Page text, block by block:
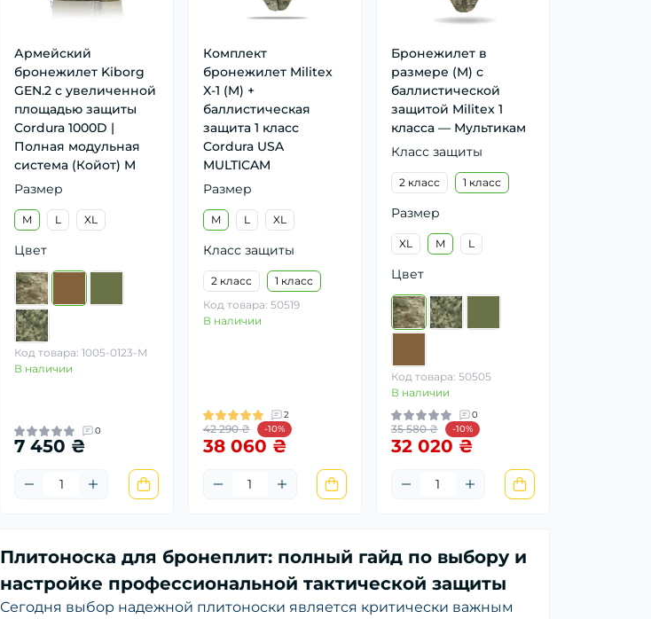
Армейский
бронежилет Kiborg
GEN.2 с увеличенной
площадью защиты
Cordura 1000D |
Полная модульная
система (Койот) M
Размер
M L XL
Цвет
Код товара: 1005-0123-M
В наличии
0
7 450 ₴
Комплект
бронежилет Militex
X-1 (M) +
баллистическая
защита 1 класс
Cordura USA
MULTICAM
Размер
M L XL
Класс защиты
2 класс
1 класс
Код товара: 50519
В наличии
2
42 290 ₴ -10%
38 060 ₴
Бронежилет в
размере (M) с
баллистической
защитой Militex 1
класса — Мультикам
Класс защиты
2 класс 1 класс
Размер
XL M L
Цвет
Код товара: 50505
В наличии
0
35 580 ₴ -10%
32 020 ₴
Плитоноска для бронеплит: полный гайд по выбору и
настройке профессиональной тактической защиты
Сегодня выбор надежной плитоноски является критически важным